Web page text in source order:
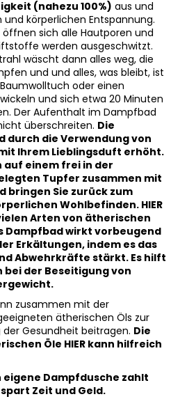
(nahezu 100%) aus und
körperlichen Entspannung.
sich alle Hautporen und
werden ausgeschwitzt.
wäscht dann alles weg, die
und und alles, was bleibt, ist
oder einen
und sich etwa 20 Minuten
Der Aufenthalt im Dampfbad
überschreiten. Die
durch die Verwendung von
Ihrem Lieblingsduft erhöht.
auf einem frei in der
Tupfer zusammen mit
bringen Sie zurück zum
Wohlbefinden. HIER
Arten von ätherischen
Dampfbad wirkt vorbeugend
Erkältungen, indem es das
Abwehrkräfte stärkt. Es hilft
der Beseitigung von
zusammen mit der
ätherischen Öls zur
Gesundheit beitragen. Die
Öle HIER kann hilfreich
eigene Dampfdusche zahlt
Zeit und Geld.